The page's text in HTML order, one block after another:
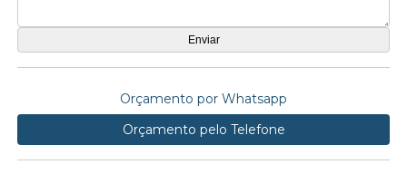
Orçamento por Whatsapp
Orçamento pelo Telefone